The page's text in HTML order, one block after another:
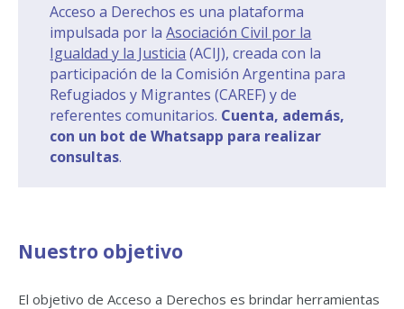
Acceso a Derechos es una plataforma
impulsada por laAsociación Civil por la
Igualdad y la Justicia (ACIJ), creada con la
participación de la Comisión Argentina para
Refugiados y Migrantes (CAREF) y de
referentes comunitarios. Cuenta, además,
con un bot de Whatsapp para realizar
consultas.
Nuestro objetivo
El objetivo de Acceso a Derechos es brindar herramientas